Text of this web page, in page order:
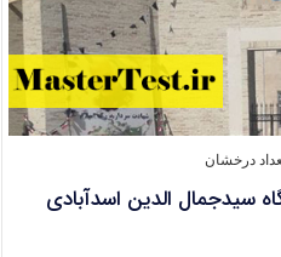
درخشان
سیدجمال الدین اسدآبادی